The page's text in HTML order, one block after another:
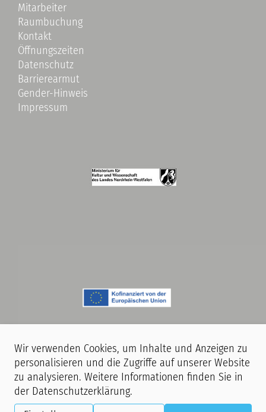
Mitarbeiter
Raumbuchung
Kontakt
Öffnungszeiten
Datenschutz
Barrierearmut
Gender-Hinweis
Impressum
Hinweis: Während unserer Veranstaltungen finden Film- und
Fotoaufnahmen statt. Mit dem Betreten unserer Räumlichkeiten erklären
Wir verwenden Cookies, um Inhalte und Anzeigen zu
personalisieren und die Zugriffe auf unserer Website
zu analysieren. Weitere Informationen finden Sie in
der Datenschutzerklärung.